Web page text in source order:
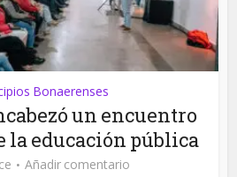
Bonaerenses
un encuentro
la educación pública
Añadir comentario